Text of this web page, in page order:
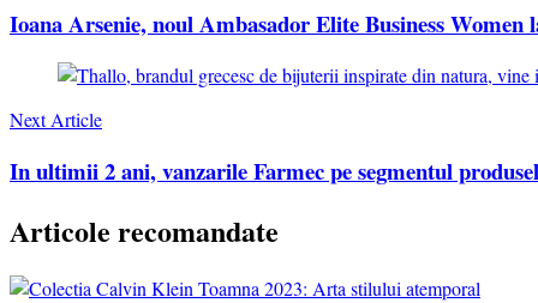
Ioana Arsenie, noul Ambasador Elite Business Women
Next Article
In ultimii 2 ani, vanzarile Farmec pe segmentul
Articole recomandate